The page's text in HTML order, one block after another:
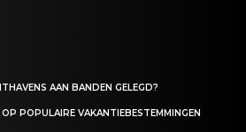
AAN BANDEN GELEGD?
POPULAIRE VAKANTIEBESTEMMINGEN